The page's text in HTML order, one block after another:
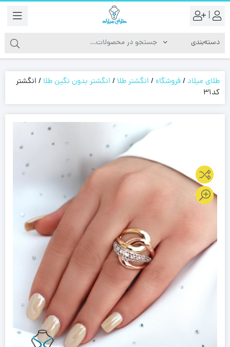
|
طلای میلاد /فروشگاه/ انگشتر طلا/ انگشتر بدون نگین طلا/ انگشتر
کد31